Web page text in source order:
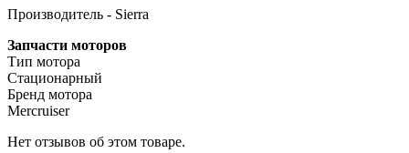
Производитель - Sierra
Запчасти моторов
Тип мотора
Стационарный
Бренд мотора
Mercruiser
Нет отзывов об этом товаре.